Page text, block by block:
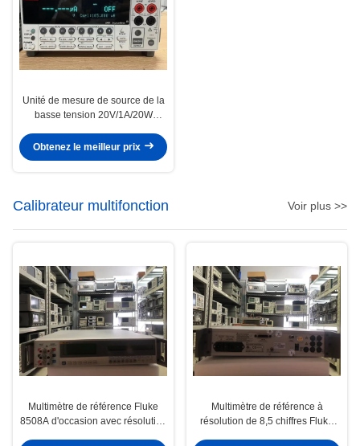
Unité de mesure de source de la
basse tension 20V/1A/20W
Keithley
Obtenez le meilleur prix
Calibrateur multifonction Voir plus >>
Multimètre de référence Fluke
8508A d'occasion avec résolution
Multimètre de référence à
résolution de 8,5 chiffres Fluke